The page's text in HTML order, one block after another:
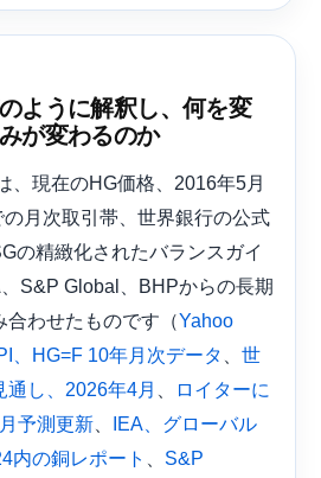
ように解釈し、何を変
が変わるのか
、現在のHG価格、2016年5月
月次取引帯、世界銀行の公式
の精緻化されたバランスガイ
S&P Global、BHPからの長期
合わせたものです（Yahoo
、HG=F 10年月次データ
世
し、2026年4月
ロイターに
予測更新
IEA、グローバル
内の銅レポート
S&P